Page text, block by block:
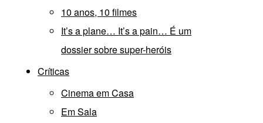
10 anos, 10 filmes
It’s a plane… It’s a pain… É um
dossier sobre super-heróis
Críticas
Cinema em Casa
Em Sala